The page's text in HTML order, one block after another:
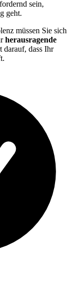
sein,
geht.
müssen Sie sich
herausragende
darauf, dass Ihr